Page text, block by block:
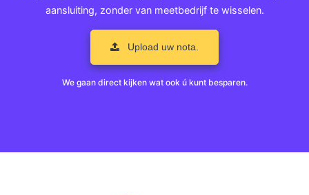
aansluiting, zonder van meetbedrijf te wisselen.
Upload uw nota.
We gaan direct kijken wat ook ú kunt besparen.